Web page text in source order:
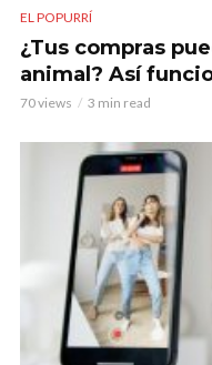
EL POPURRÍ
¿Tus compras
animal? Así
70 views 3 min read